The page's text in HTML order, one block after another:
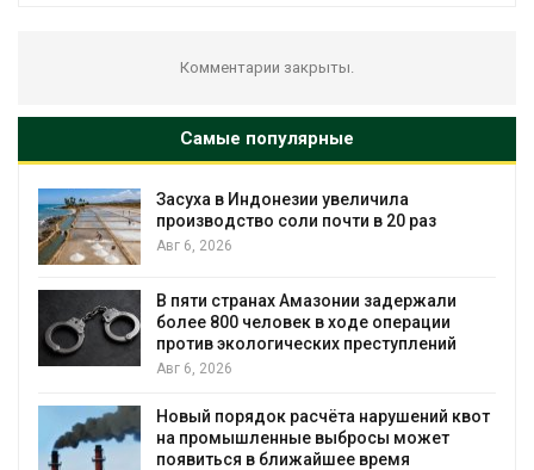
Комментарии закрыты.
Самые популярные
Засуха в Индонезии увеличила
производство соли почти в 20 раз
Авг 6, 2026
В пяти странах Амазонии задержали
более 800 человек в ходе операции
против экологических преступлений
Авг 6, 2026
Новый порядок расчёта нарушений квот
на промышленные выбросы может
появиться в ближайшее время